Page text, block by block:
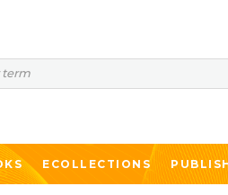
ECOLLECTIONS